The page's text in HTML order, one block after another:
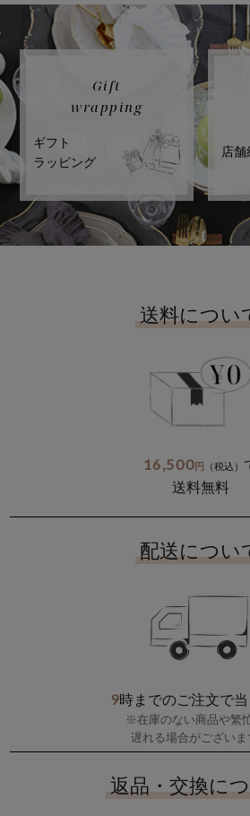
Gift
wrapping
ギフト
ラッピング
店舗
送料につい
16,500円 （税込）
送料無料
配送につい
9時までのご注文で
※在庫のない商品や繁
遅れる場合がございま
返品・交換に